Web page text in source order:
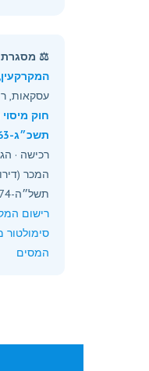
⚖️ מסגרת
המקרקעין,
עסקאות,
חוק
תשכ״ג-1963
רכישה ·
המכר
תשל״ה-1974. מקורות:
רישום
המסים